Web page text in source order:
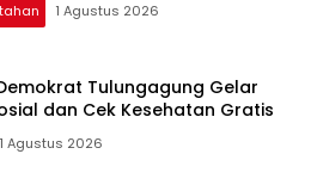
1 Agustus 2026
Tulungagung Gelar
dan Cek Kesehatan Gratis
1 Agustus 2026